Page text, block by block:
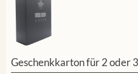
Geschenkkarton für 2 oder